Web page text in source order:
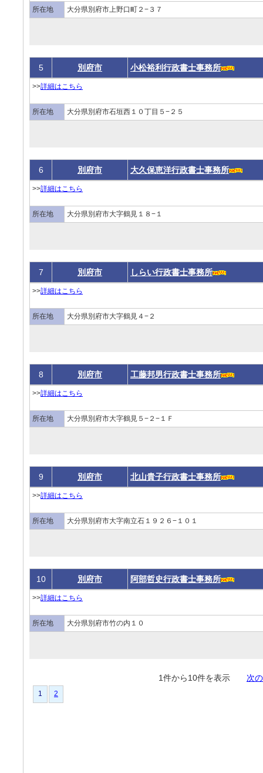
所在地 大分県別府市上野口町２−３７
5 別府市 小松裕利行政書士事務所
>>詳細はこちら
所在地 大分県別府市石垣西１０丁目５−２５
6 別府市 大久保恵洋行政書士事務所
>>詳細はこちら
所在地 大分県別府市大字鶴見１８−１
7 別府市 しらい行政書士事務所
>>詳細はこちら
所在地 大分県別府市大字鶴見４−２
8 別府市 工藤邦男行政書士事務所
>>詳細はこちら
所在地 大分県別府市大字鶴見５−２−１Ｆ
9 別府市 北山貴子行政書士事務所
>>詳細はこちら
所在地 大分県別府市大字南立石１９２６−１０１
10 別府市 阿部哲史行政書士事務所
>>詳細はこちら
所在地 大分県別府市竹の内１０
1件から10件を表示 次
1 2